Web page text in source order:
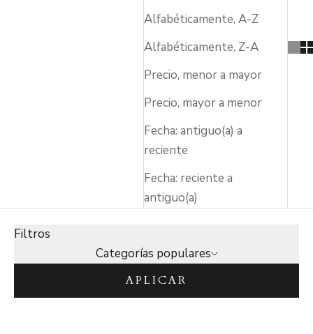
Alfabéticamente, A-Z
Alfabéticamente, Z-A
Precio, menor a mayor
Precio, mayor a menor
Fecha: antiguo(a) a
reciente
Fecha: reciente a
antiguo(a)
Filtros
Categorías populares
APLICAR